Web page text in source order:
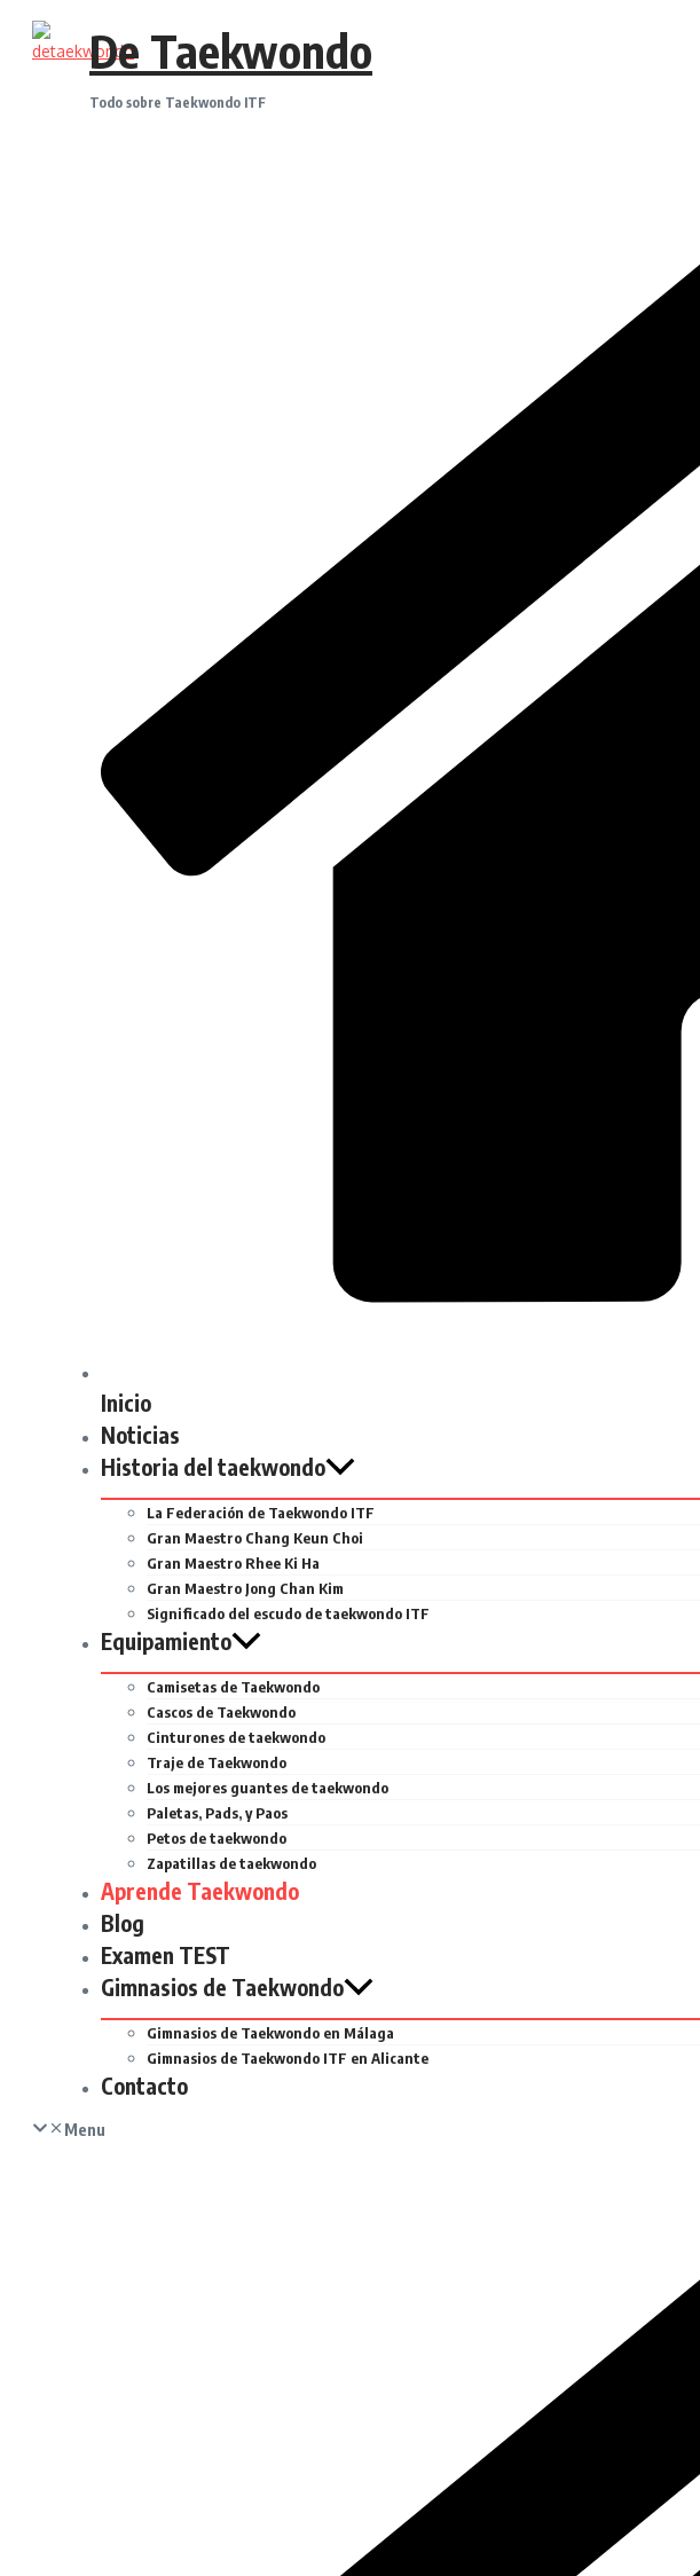
Saltar
De Taekwondo
Todo sobre Taekwondo ITF
Inicio
Noticias
Historia del taekwondo
La Federación de Taekwondo ITF
Gran Maestro Chang Keun Choi
Gran Maestro Rhee Ki Ha
Gran Maestro Jong Chan Kim
Significado del escudo de taekwondo ITF
Equipamiento
Camisetas de Taekwondo
Cascos de Taekwondo
Cinturones de taekwondo
Traje de Taekwondo
Los mejores guantes de taekwondo
Paletas, Pads, y Paos
Petos de taekwondo
Zapatillas de taekwondo
Aprende Taekwondo
Blog
Examen TEST
Gimnasios de Taekwondo
Gimnasios de Taekwondo en Málaga
Gimnasios de Taekwondo ITF en Alicante
Contacto
Menu